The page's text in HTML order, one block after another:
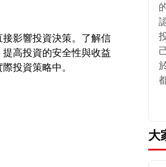
影響投資決策。了解信
高投資的安全性與收益
投資策略中。
大